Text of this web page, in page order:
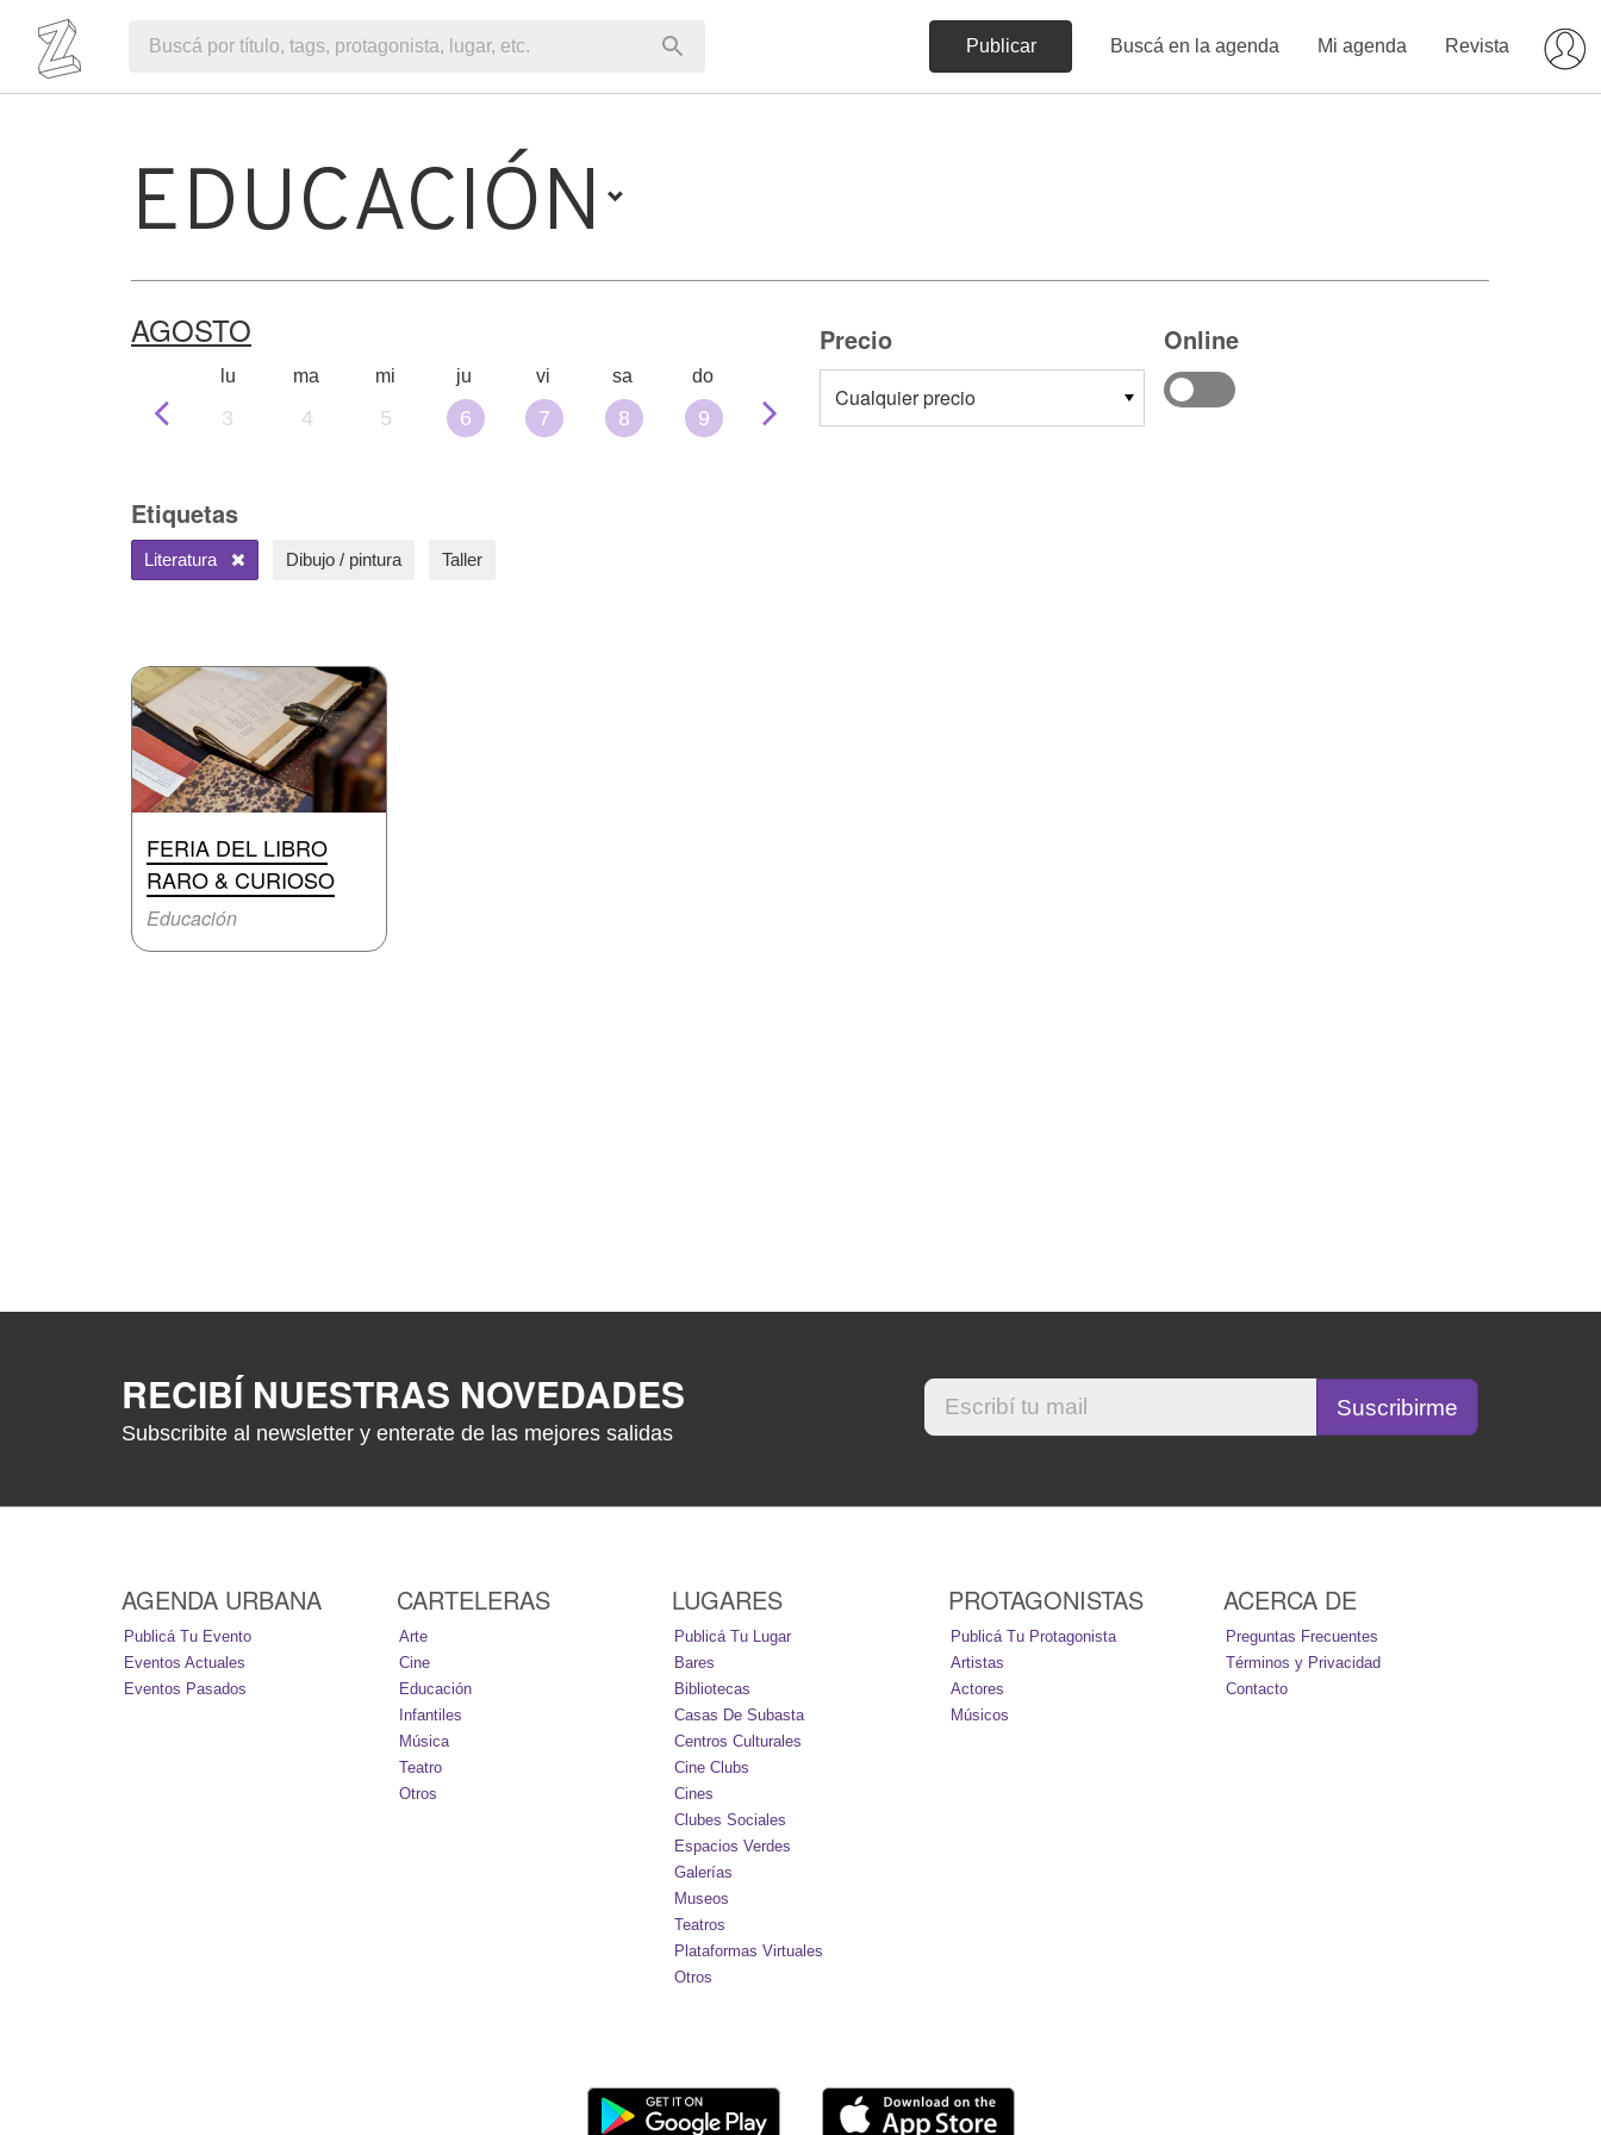
Publicar Buscá en la agenda Mi agenda Revista
EDUCACIÓN
AGOSTO
lu ma mi ju vi sa do
3 4 5 6 7 8 9 10
Precio Online
Etiquetas
Literatura Dibujo / pintura Taller
FERIA DEL LIBRO
RARO & CURIOSO
Educación
RECIBÍ NUESTRAS NOVEDADES
Subscribite al newsletter y enterate de las mejores salidas
AGENDA URBANA
Publicá Tu Evento
Eventos Actuales
Eventos Pasados
CARTELERAS
Arte
Cine
Educación
Infantiles
Música
Teatro
Otros
LUGARES
Publicá Tu Lugar
Bares
Bibliotecas
Casas De Subasta
Centros Culturales
Cine Clubs
Cines
Clubes Sociales
Espacios Verdes
Galerías
Museos
Teatros
Plataformas Virtuales
Otros
PROTAGONISTAS
Publicá Tu Protagonista
Artistas
Actores
Músicos
ACERCA DE
Preguntas Frecuentes
Términos y Privacidad
Contacto